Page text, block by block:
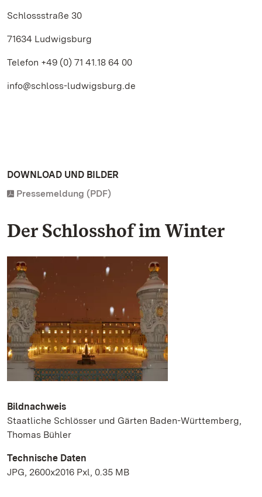
Schlossstraße 30
71634 Ludwigsburg
Telefon +49 (0) 71 41.18 64 00
info@schloss-ludwigsburg.de
DOWNLOAD UND BILDER
Pressemeldung (PDF)
Der Schlosshof im Winter
Bildnachweis
Staatliche Schlösser und Gärten Baden-Württemberg,
Thomas Bühler
Technische Daten
JPG, 2600x2016 Pxl, 0.35 MB